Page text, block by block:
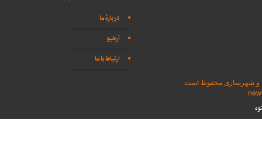
دربارهٔ ما
آرشیو
ارتباط با ما
و شهرسازی محفوظ است